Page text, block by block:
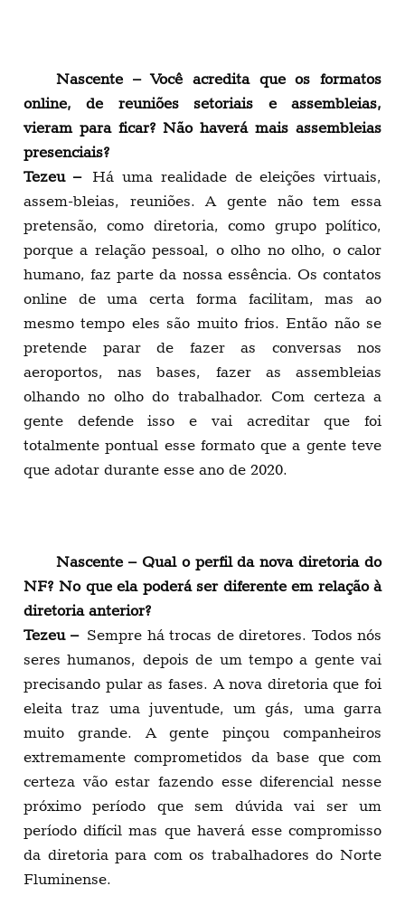
Nascente – Você acredita que os formatos
online, de reuniões setoriais e assembleias,
vieram para ficar? Não haverá mais assembleias
presenciais?
Tezeu –Há uma realidade de eleições virtuais,
assem-bleias, reuniões. A gente não tem essa
pretensão, como diretoria, como grupo político,
porque a relação pessoal, o olho no olho, o calor
humano, faz parte da nossa essência. Os contatos
online de uma certa forma facilitam, mas ao
mesmo tempo eles são muito frios. Então não se
pretende parar de fazer as conversas nos
aeroportos, nas bases, fazer as assembleias
olhando no olho do trabalhador. Com certeza a
gente defende isso e vai acreditar que foi
totalmente pontual esse formato que a gente teve
que adotar durante esse ano de 2020.
Nascente – Qual o perfil da nova diretoria do
NF? No que ela poderá ser diferente em relação à
diretoria anterior?
Tezeu –Sempre há trocas de diretores. Todos nós
seres humanos, depois de um tempo a gente vai
precisando pular as fases. A nova diretoria que foi
eleita traz uma juventude, um gás, uma garra
muito grande. A gente pinçou companheiros
extremamente comprometidos da base que com
certeza vão estar fazendo esse diferencial nesse
próximo período que sem dúvida vai ser um
período difícil mas que haverá esse compromisso
da diretoria para com os trabalhadores do Norte
Fluminense.